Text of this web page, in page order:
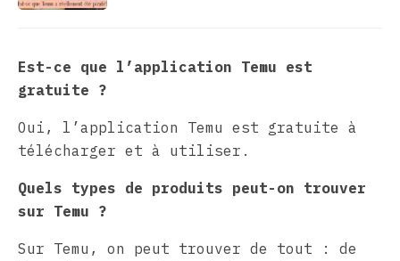
Est-ce que l’application Temu est
gratuite ?
Oui, l’application Temu est gratuite à
télécharger et à utiliser.
Quels types de produits peut-on trouver
sur Temu ?
Sur Temu, on peut trouver de tout : de